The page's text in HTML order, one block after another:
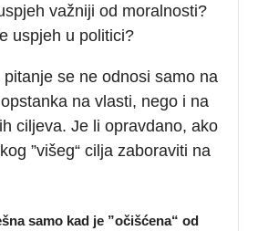
važniji od moralnosti?
uspjeh u politici?
se ne odnosi samo na
na vlasti, nego i na
ciljeva. Je li opravdano, ako
”višeg“ cilja zaboraviti na
samo kad je ”očišćena“ od